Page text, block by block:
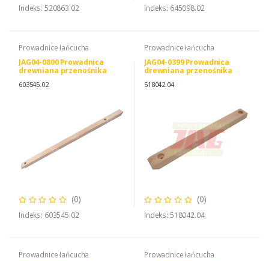
Indeks: 520863.02 Indeks: 645098.02
Prowadnice łańcucha
JAG04-0800 Prowadnica
drewniana przenośnika
603545.02
(0)
Indeks: 603545.02
Prowadnice łańcucha
JAG04-0399 Prowadnica
drewniana przenośnika
518042.04
(0)
Indeks: 518042.04
Prowadnice łańcucha
Prowadnice łańcucha